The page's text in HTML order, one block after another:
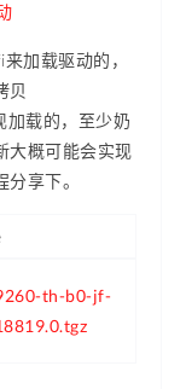
加载驱动的，
贝
载的，至少奶
大概可能会实现
享下。
th-b0-jf-